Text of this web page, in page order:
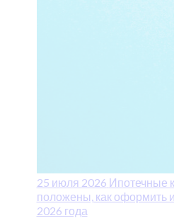
25 июля 2026 Ипотечные
положены, как оформить
2026 года